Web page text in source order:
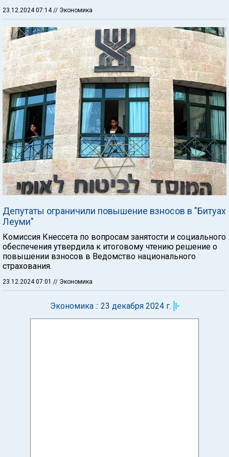
23.12.2024 07:14// Экономика
Депутаты ограничили повышение взносов в "Битуах
Леуми"
Комиссия Кнессета по вопросам занятости и социального
обеспечения утвердила к итоговому чтению решение о
повышении взносов в Ведомство национального
страхования.
23.12.2024 07:01 // Экономика
Экономика :: 23 декабря 2024 г.